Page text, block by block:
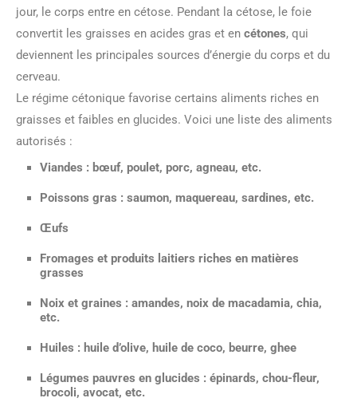
jour, le corps entre en cétose. Pendant la cétose, le foie
convertit les graisses en acides gras et en cétones, qui
deviennent les principales sources d’énergie du corps et du
cerveau.
Le régime cétonique favorise certains aliments riches en
graisses et faibles en glucides. Voici une liste des aliments
autorisés :
Viandes : bœuf, poulet, porc, agneau, etc.
Poissons gras : saumon, maquereau, sardines, etc.
Œufs
Fromages et produits laitiers riches en matières
grasses
Noix et graines : amandes, noix de macadamia, chia,
etc.
Huiles : huile d’olive, huile de coco, beurre, ghee
Légumes pauvres en glucides : épinards, chou-fleur,
brocoli, avocat, etc.